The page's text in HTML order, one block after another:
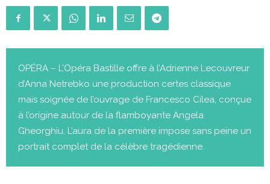
OPÉRA – L’Opéra Bastille offre à l’Adrienne Lecouvreur
d’Anna Netrebko une production certes classique
mais soignée de l’ouvrage de Francesco Cilea, conçue
à l’origine autour de la flamboyante Angela
Gheorghiu. L’aura de la première impose sans peine un
portrait complet de la célèbre tragédienne.